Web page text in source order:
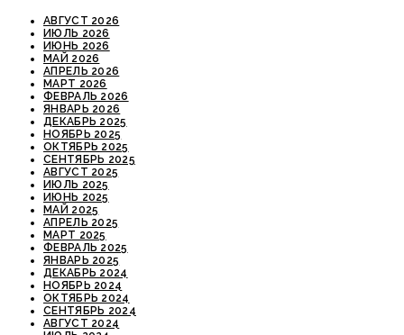
АВГУСТ 2026
ИЮЛЬ 2026
ИЮНЬ 2026
МАЙ 2026
АПРЕЛЬ 2026
МАРТ 2026
ФЕВРАЛЬ 2026
ЯНВАРЬ 2026
ДЕКАБРЬ 2025
НОЯБРЬ 2025
ОКТЯБРЬ 2025
СЕНТЯБРЬ 2025
АВГУСТ 2025
ИЮЛЬ 2025
ИЮНЬ 2025
МАЙ 2025
АПРЕЛЬ 2025
МАРТ 2025
ФЕВРАЛЬ 2025
ЯНВАРЬ 2025
ДЕКАБРЬ 2024
НОЯБРЬ 2024
ОКТЯБРЬ 2024
СЕНТЯБРЬ 2024
АВГУСТ 2024